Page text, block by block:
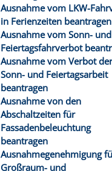
Ausnahme vom LKW-
in Ferienzeiten beantragen
Ausnahme vom Sonn- und
Feiertagsfahrverbot
Ausnahme vom Verbot der
Sonn- und Feiertagsarbeit
beantragen
Ausnahme von den
Abschaltzeiten für
Fassadenbeleuchtung
beantragen
Ausnahmegenehmigung
Großraum- und